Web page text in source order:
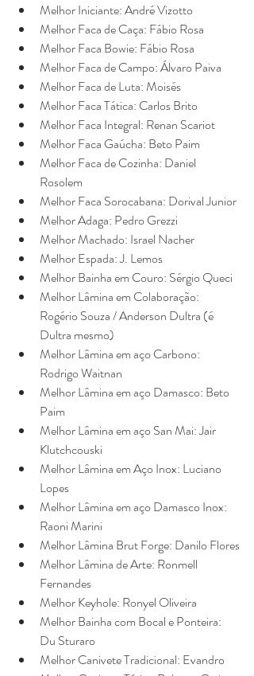
Melhor Iniciante: André Vizotto
Melhor Faca de Caça: Fábio Rosa
Melhor Faca Bowie: Fábio Rosa
Melhor Faca de Campo: Álvaro Paiva
Melhor Faca de Luta: Moisés
Melhor Faca Tática: Carlos Brito
Melhor Faca Integral: Renan Scariot
Melhor Faca Gaúcha: Beto Paim
Melhor Faca de Cozinha: Daniel
Rosolem
Melhor Faca Sorocabana: Dorival Junior
Melhor Adaga: Pedro Grezzi
Melhor Machado: Israel Nacher
Melhor Espada: J. Lemos
Melhor Bainha em Couro: Sérgio Queci
Melhor Lâmina em Colaboração:
Rogério Souza / Anderson Dultra (é
Dultra mesmo)
Melhor Lâmina em aço Carbono:
Rodrigo Waitnan
Melhor Lâmina em aço Damasco: Beto
Paim
Melhor Lâmina em aço San Mai: Jair
Klutchcouski
Melhor Lâmina em Aço Inox: Luciano
Lopes
Melhor Lâmina em aço Damasco Inox:
Raoni Marini
Melhor Lâmina Brut Forge: Danilo Flores
Melhor Lâmina de Arte: Ronmell
Fernandes
Melhor Keyhole: Ronyel Oliveira
Melhor Bainha com Bocal e Ponteira:
Du Sturaro
Melhor Canivete Tradicional: Evandro